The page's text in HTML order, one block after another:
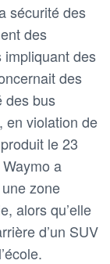
sécurité des
des
des
des
des bus
en violation de
le 23
a
zone
alors qu’elle
d’un SUV